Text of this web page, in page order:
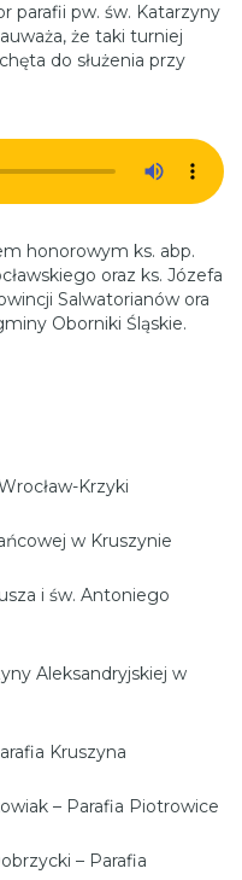
parafii pw. św. Katarzyny
że taki turniej
do służenia przy
honorowym ks. abp.
oraz ks. Józefa
Salwatorianów ora
Oborniki Śląskie.
Krzyki
w Kruszynie
i św. Antoniego
Aleksandryjskiej w
Kruszyna
– Parafia Piotrowice
– Parafia